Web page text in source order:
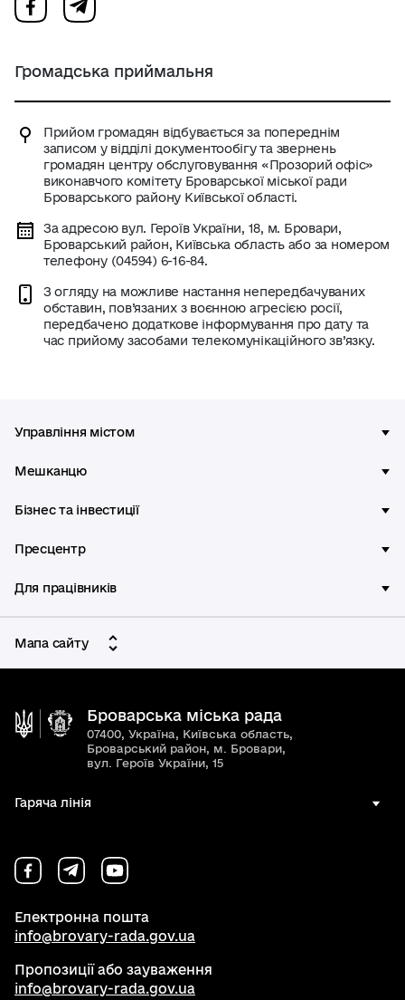
Громадська приймальня
Прийом громадян відбувається за попереднім
записом у відділі документообігу та звернень
громадян центру обслуговування «Прозорий офіс»
виконавчого комітету Броварської міської ради
Броварського району Київської області.
За адресою вул. Героїв України, 18, м. Бровари,
Броварський район, Київська область або за номером
телефону (04594) 6-16-84.
З огляду на можливе настання непередбачуваних
обставин, пов’язаних з воєнною агресією росії,
передбачено додаткове інформування про дату та
час прийому засобами телекомунікаційного зв’язку.
Управління містом
Мешканцю
Бізнес та інвестиції
Пресцентр
Для працівників
Мапа сайту
Броварська міська рада
07400, Україна, Київська область,
Броварський район, м. Бровари,
вул. Героїв України, 15
Гаряча лінія
Електронна пошта
info@brovary-rada.gov.ua
Пропозиції або зауваження
info@brovary-rada.gov.ua